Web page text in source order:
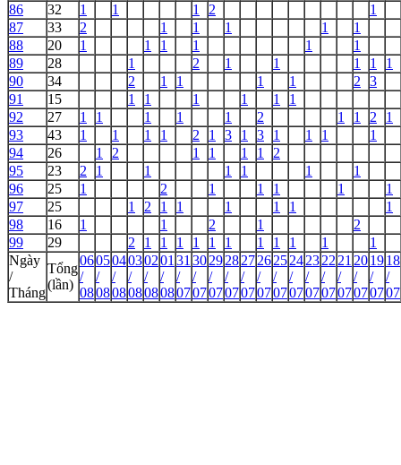
86
32 1 1 1 2
1
87
33 2 1 1 1 1
1
88
20 1 1 1 1 1
1
89
28 1 2 1 1 1 1
1
90
34 2 1 1 1 1 2
3
91
15 1 1 1 1 1
1
92
27 1 1 1 1 1 2 1 1 2
1
93
43 1 1 1 1 2 1 3 1 3 1 1 1
1
94
26 1 2 1 1 1 1
2
95
23 2 1 1 1 1 1
1
96
25 1 2 1 1 1 1
1
97
25 1 2 1 1 1 1 1
1
98
16 1 1 2 1
2
99
29 2 1 1 1 1 1 1 1 1 1 1
1
Ngày
/
Tháng
Tổng
(lần)
06
/
08
05
/
08
04
/
08
03
/
08
02
/
08
01
/
08
31
/
07
30
/
07
29
/
07
28
/
07
27
/
07
26
/
07
25
/
07
24
/
07
23
/
07
22
/
07
21
/
07
20
/
07
19
/
07
18
/
07